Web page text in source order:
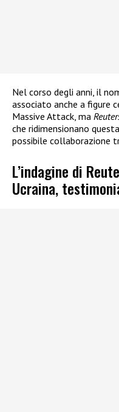
Nel corso degli anni, il
associato anche a figure
Massive Attack, ma
che ridimensionano
possibile collaborazione
L’indagine di
Ucraina,